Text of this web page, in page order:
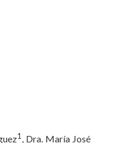
1 , Dra. María José